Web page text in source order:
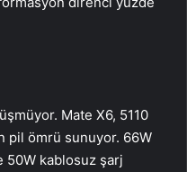
Mate X6, 5110
pil ömrü sunuyor. 66W
50W kablosuz şarj